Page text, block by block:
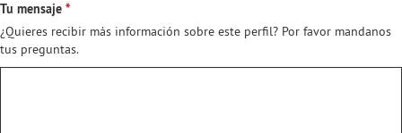
Tu mensaje
¿Quieres recibir más información sobre este perfil? Por favor mandanos
tus preguntas.